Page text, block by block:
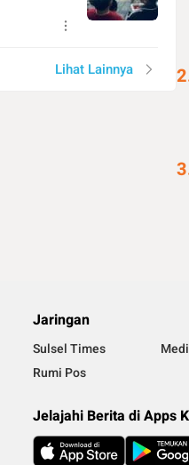
Lihat Lainnya
Jaringan
Sulsel Times
Rumi Pos
Jelajahi Berita di Apps